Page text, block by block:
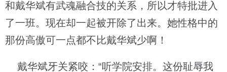
和戴华斌有武魂融合技的关系，所以才特批进入
了一班。现在却一起被开除了出来。她性格中的
那份高傲可一点都不比戴华斌少啊！
戴华斌牙关紧咬：“听学院安排。这份耻辱我